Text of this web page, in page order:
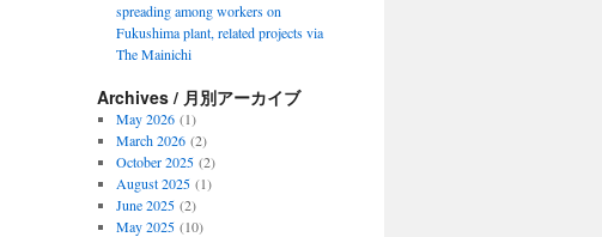
spreading among workers on
Fukushima plant, related projects via
The Mainichi
Archives / 月別アーカイブ
May 2026(1)
March 2026(2)
October 2025(2)
August 2025(1)
June 2025(2)
May 2025(10)